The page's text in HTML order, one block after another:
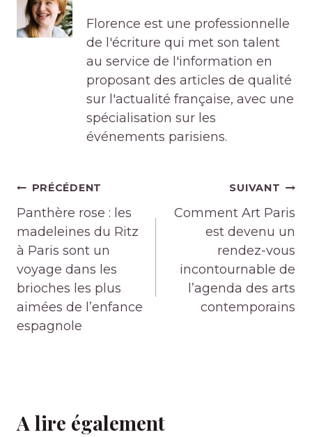
Florence est une professionnelle
de l'écriture qui met son talent
au service de l'information en
proposant des articles de qualité
sur l'actualité française, avec une
spécialisation sur les
événements parisiens.
Navigation
de
l’article
PRÉCÉDENT
Panthère rose : les
madeleines du Ritz
à Paris sont un
voyage dans les
brioches les plus
aimées de l’enfance
espagnole
SUIVANT
Comment Art Paris
est devenu un
rendez-vous
incontournable de
l’agenda des arts
contemporains
A lire également